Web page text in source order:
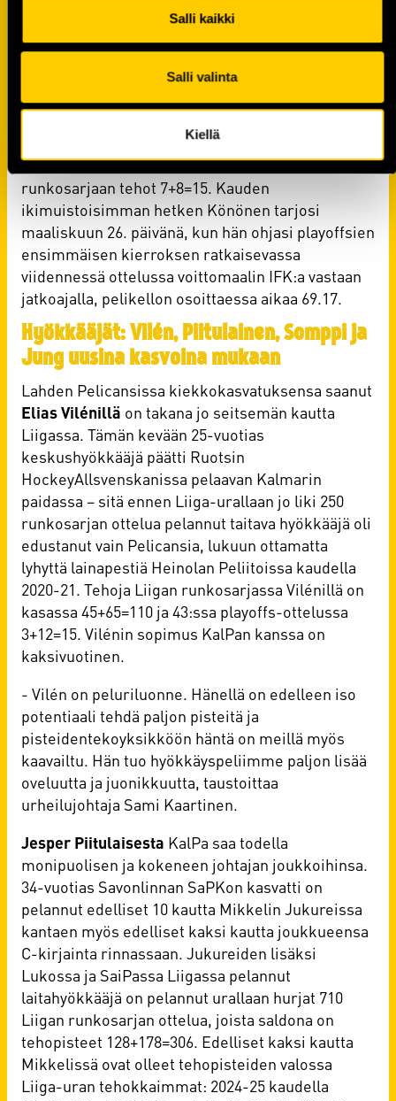
Salli kaikki
Salli valinta
Kiellä
kaudeksi kasvattajaseuraansa kahden Ilveksessä
vietetyn kauden jälkeen. Todellisen sielupelaajan
maineessa olevaJuselöysi jälleen itsensä tutussa
hämmentämistä tarjottiin vaihdosta toiseen ja
siinä sivussa 27-vuotias Julkulan mies nakutti
runkosarjaan tehot 7+8=15. Kauden
ikimuistoisimman hetken Könönen tarjosi
maaliskuun 26. päivänä, kun hän ohjasi playoffsien
ensimmäisen kierroksen ratkaisevassa
viidennessä ottelussa voittomaalin IFK:a vastaan
jatkoajalla, pelikellon osoittaessa aikaa 69.17.
Hyökkääjät: Vilén, Piitulainen, Somppi ja
Jung uusina kasvoina mukaan
Lahden Pelicansissa kiekkokasvatuksensa saanut
Elias Vilénillä on takana jo seitsemän kautta
Liigassa. Tämän kevään 25-vuotias
keskushyökkääjä päätti Ruotsin
HockeyAllsvenskanissa pelaavan Kalmarin
paidassa – sitä ennen Liiga-urallaan jo liki 250
runkosarjan ottelua pelannut taitava hyökkääjä oli
edustanut vain Pelicansia, lukuun ottamatta
lyhyttä lainapestiä Heinolan Peliitoissa kaudella
2020-21. Tehoja Liigan runkosarjassa Vilénillä on
kasassa 45+65=110 ja 43:ssa playoffs-ottelussa
3+12=15. Vilénin sopimus KalPan kanssa on
kaksivuotinen.
- Vilén on peluriluonne. Hänellä on edelleen iso
potentiaali tehdä paljon pisteitä ja
pisteidentekoyksikköön häntä on meillä myös
kaavailtu. Hän tuo hyökkäyspeliimme paljon lisää
oveluutta ja juonikkuutta, taustoittaa
urheilujohtaja Sami Kaartinen.
Jesper Piitulaisesta KalPa saa todella
monipuolisen ja kokeneen johtajan joukkoihinsa.
34-vuotias Savonlinnan SaPKon kasvatti on
pelannut edelliset 10 kautta Mikkelin Jukureissa
kantaen myös edelliset kaksi kautta joukkueensa
C-kirjainta rinnassaan. Jukureiden lisäksi
Lukossa ja SaiPassa Liigassa pelannut
laitahyökkääjä on pelannut urallaan hurjat 710
Liigan runkosarjan ottelua, joista saldona on
tehopisteet 128+178=306. Edelliset kaksi kautta
Mikkelissä ovat olleet tehopisteiden valossa
Liiga-uran tehokkaimmat: 2024-25 kaudella